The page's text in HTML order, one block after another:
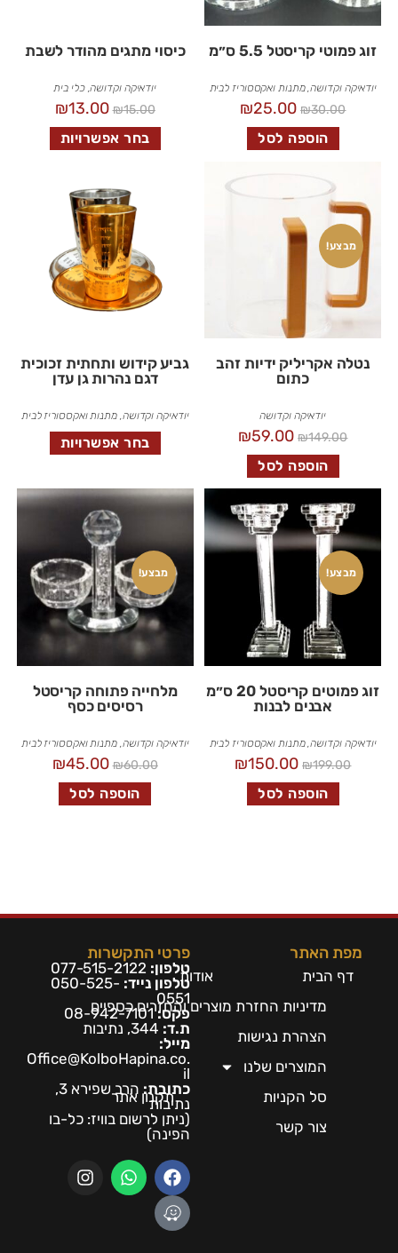
זוג פמוטי קריסטל 5.5 ס״מ
יודאיקה וקדושה,מתנות ואקססוריז לבית
₪30.00
₪25.00
הוספה לסל
כיסוי מתגים מהודר לשבת
יודאיקה וקדושה,כלי בית
₪15.00
₪13.00
בחר אפשרויות
מבצע!
נטלה אקריליק ידיות זהב
כתום
יודאיקה וקדושה
₪149.00
₪59.00
הוספה לסל
גביע קידוש ותחתית זכוכית
דגם נהרות גן עדן
יודאיקה וקדושה, מתנות ואקססוריז לבית
בחר אפשרויות
מבצע!
זוג פמוטים קריסטל 20 ס״מ
אבנים לבנות
יודאיקה וקדושה,מתנות ואקססוריז לבית
₪199.00
₪150.00
הוספה לסל
מבצע!
מלחייה פתוחה קריסטל
רסיסים כסף
יודאיקה וקדושה מתנות ואקססוריז לבית
₪60.00
₪45.00
הוספה לסל
מפת האתר
דף הבית
אודות
מדיניות החזרת מוצרים והחזרים כספיים
הצהרת נגישות
המוצרים שלנו
סל הקניות
תקנון אתר
צור קשר
פרטי התקשרות
טלפון: 077-515-2122
טלפון נייד: 050-525-
0551
פקס:08-942-7101
ת.ד:
מייל:
Office@KolboHapina.co.
il
כתובת:
הרב שפירא 3,
נתיבות
(ניתן לרשום בוויז: כל-בו
הפינה)